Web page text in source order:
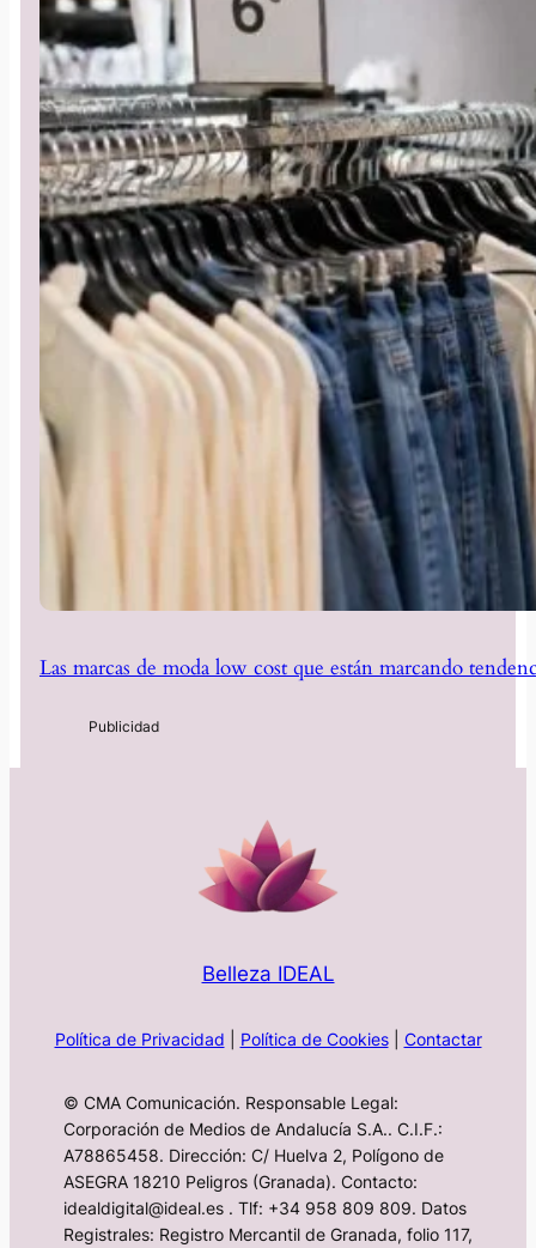
Las marcas de moda low cost que están marcando
Belleza IDEAL
Política de Privacidad Política de Cookies| Contactar
© CMA Comunicación. Responsable Legal:
Corporación de Medios de Andalucía S.A.. C.I.F.:
A78865458. Dirección: C/ Huelva 2, Polígono de
ASEGRA 18210 Peligros (Granada). Contacto:
idealdigital@ideal.es . Tlf: +34 958 809 809. Datos
Registrales: Registro Mercantil de Granada, folio 117,